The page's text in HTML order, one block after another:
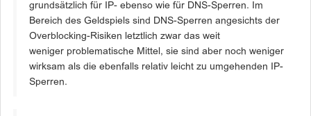
grundsätzlich für IP- ebenso wie für DNS-Sperren. Im
Bereich des Geldspiels sind DNS-Sperren angesichts der
Overblocking-Risiken letztlich zwar das weit
weniger problematische Mittel, sie sind aber noch weniger
wirksam als die ebenfalls relativ leicht zu umgehenden IP-
Sperren.